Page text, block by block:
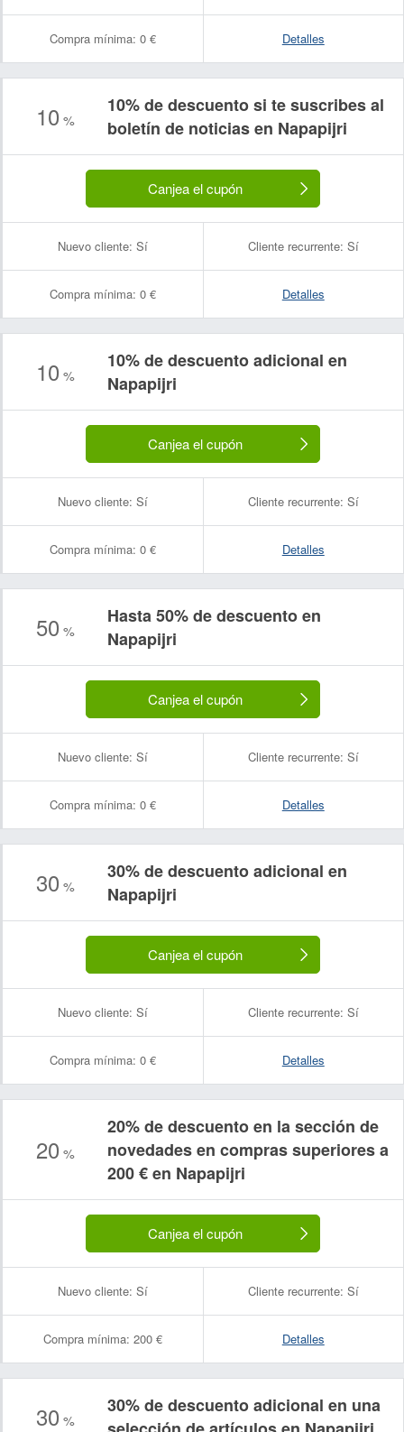
Compra mínima: 0 € Detalles
10 %
10% de descuento si te suscribes al
boletín de noticias en Napapijri
Canjea el cupón
Nuevo cliente: Sí Cliente recurrente: Sí
Compra mínima: 0 € Detalles
10 %
10% de descuento adicional en
Napapijri
Canjea el cupón
Nuevo cliente: Sí Cliente recurrente: Sí
Compra mínima: 0 € Detalles
50 %
Hasta 50% de descuento en
Napapijri
Canjea el cupón
Nuevo cliente: Sí Cliente recurrente: Sí
Compra mínima: 0 € Detalles
30 %
30% de descuento adicional en
Napapijri
Canjea el cupón
Nuevo cliente: Sí Cliente recurrente: Sí
Compra mínima: 0 € Detalles
20 %
20% de descuento en la sección de
novedades en compras superiores a
200 € en Napapijri
Canjea el cupón
Nuevo cliente: Sí Cliente recurrente: Sí
Compra mínima: 200 € Detalles
30 %
30% de descuento adicional en una